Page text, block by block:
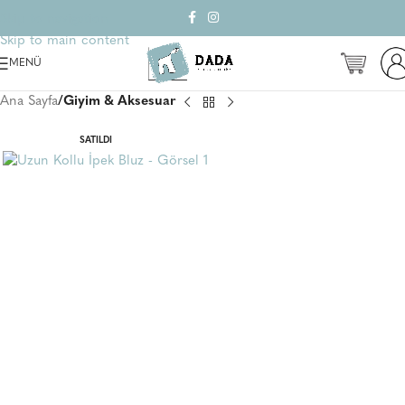
Skip to main content
MENÜ
Ana Sayfa Giyim & Aksesuar
SATILDI